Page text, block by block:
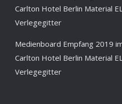
Medienboard Empfang 2019
Carlton Hotel Berlin Material
Verlegegitter